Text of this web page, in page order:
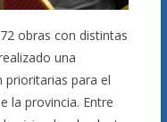
obras con distintas
una
prioritarias para el
la provincia. Entre